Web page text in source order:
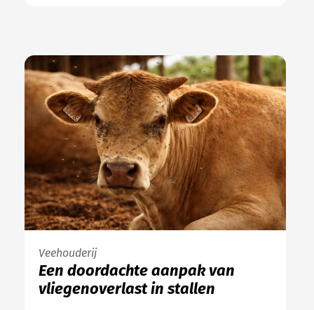
Veehouderij
Een doordachte aanpak van
vliegenoverlast in stallen